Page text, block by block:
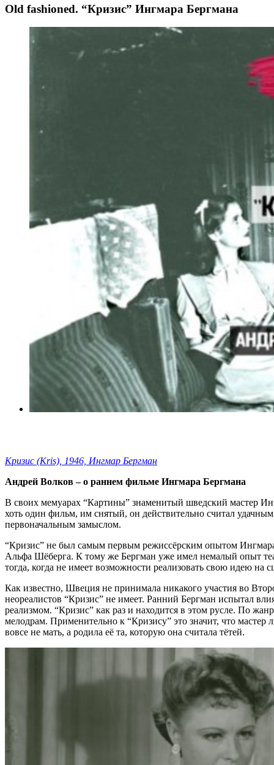
Old fashioned. “Кризис” Ингмара Бергмана
Кризис (Kris), 1946, Ингмар Бергман
Андрей Волков – о раннем фильме Ингмара Бергмана
В своих мемуарах “Картины” знаменитый шведский мастер
хоть один фильм, им снятый, он действительно считал
первоначальным замыслом.
“Кризис” не был самым первым режиссёрским опытом
Альфа Шёберга. К тому же Бергман уже имел немалый опыт
тогда, когда не имеет возможности реализовать свою идею на
Как известно, Швеция не принимала никакого участия во
неореалистов “Кризис” не имеет. Ранний Бергман испытал
реализмом. “Кризис” как раз и находится в этом русле. По
мелодрам. Применительно к “Кризису” это значит, что
вовсе не мать, а родила её та, которую она считала тётей.